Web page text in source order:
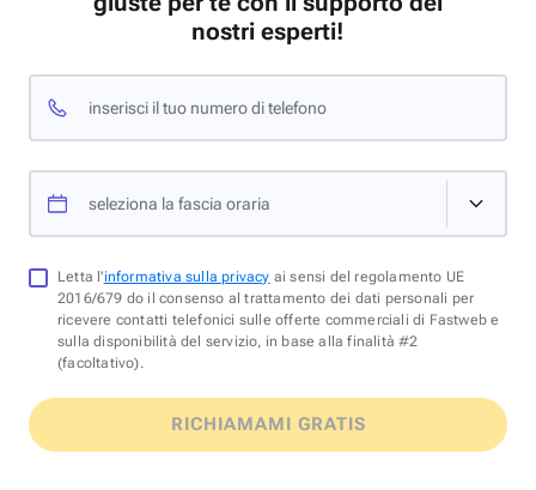
nostri esperti!
inserisci il tuo numero di telefono
seleziona la fascia oraria
Letta l'informativa sulla privacy ai sensi del regolamento UE
2016/679 do il consenso al trattamento dei dati personali per
ricevere contatti telefonici sulle offerte commerciali di Fastweb e
sulla disponibilità del servizio, in base alla finalità #2
(facoltativo).
RICHIAMAMI GRATIS